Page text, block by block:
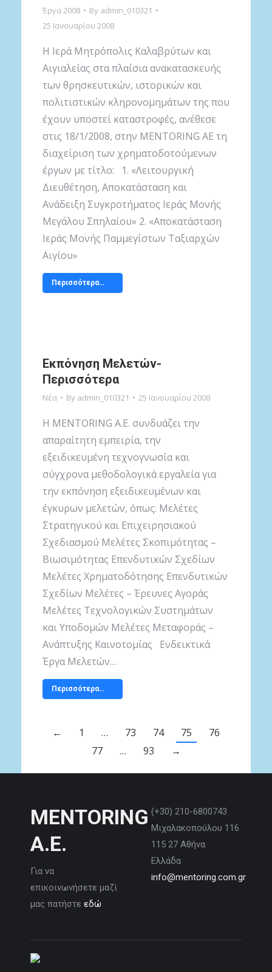
Έργα 2008 By admin_010321
25 Ιανουαρίου 2008
Η Ιερά Μητρόπολις Καλαβρύτων και
Αιγιαλείας στα πλαίσια ανακατασκευής
των θρησκευτικών, ιστορικών και
πολιτιστικών κληρονομημάτων της που
έχουν υποστεί καταστροφές, ανέθεσε
στις 18/1/2008, στην MENTORING AE τη
διαχείριση των χρηματοδοτούμενων
έργων με τίτλο: 1. «Λειτουργική
Διευθέτηση, Αποκατάσταση και
Ανάδειξη Συγκροτήματος Ιεράς Μονής
Μεγάλου Σπηλαίου» 2. «Αποκατάσταση
Ιεράς Μονής Παμμεγίστων Ταξιαρχών
Αιγίου»
Περισσότερα…
Εκπόνηση Μελετών-
Περισσότερα
Νέα By admin_010321 25 Ιανουαρίου 2008
Η MENTORING Α.Ε. συνδυάζει την
απαραίτητη εμπειρία, την
εξειδικευμένη τεχνογνωσία και
σύγχρονα μεθοδολογικά εργαλεία για
την εκπόνηση εξειδικευμένων και
έγκυρων μελετών, όπως: Μελέτες
Στρατηγικού και Επιχειρησιακού
Σχεδιασμού Μελέτες Σκοπιμότητας –
Βιωσιμότητας Επενδυτικών Σχεδίων
Μελέτες Χρηματοδότησης Επενδυτικών
Σχεδίων Μελέτες – Έρευνες Αγοράς
Μελέτες Τεχνολογικών Συστημάτων
και Υποδομών Μελέτες Μεταφοράς –
Ανάπτυξης Καινοτομίας Ενδεικτικά
Έργα Μελετών…
Περισσότερα…
← 1 … 73 74 75
76
77
… 93 →
MENTORING
Α.Ε.
Για να
επικοινωνήσετε μαζί
μας πατήστε εδώ
(+30) 210-6800743
Μιχαλακοπούλου 116
115 27 Αθήνα
Ελλάδα
info@mentoring.com.gr